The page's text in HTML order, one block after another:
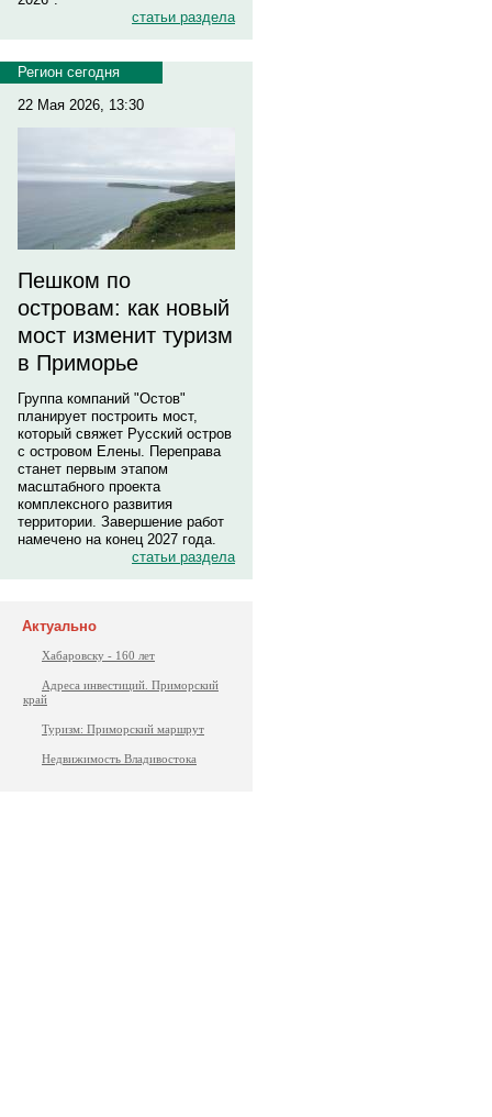
статьи раздела
Регион сегодня
22 Мая 2026, 13:30
Пешком по
островам: как новый
мост изменит туризм
в Приморье
Группа компаний "Остов"
планирует построить мост,
который свяжет Русский остров
с островом Елены. Переправа
станет первым этапом
масштабного проекта
комплексного развития
территории. Завершение работ
намечено на конец 2027 года.
статьи раздела
Актуально
Хабаровску - 160 лет
Адреса инвестиций. Приморский
край
Туризм: Приморский маршрут
Недвижимость Владивостока